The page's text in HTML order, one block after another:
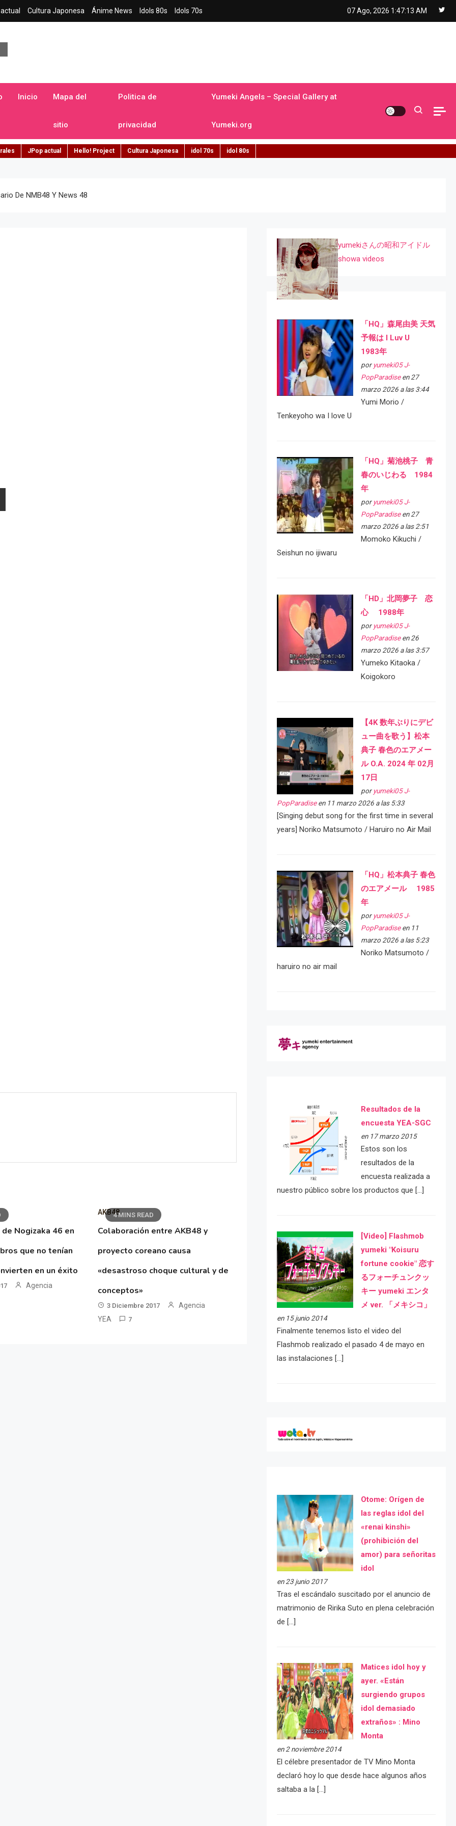
Cultura Japonesa Ánime News Idols 80s Idols 70s 07 Ago, 2026 1:47:14 AM
Inicio Mapa del
sitio
Politica de
privacidad
Yumeki Angels – Special Gallery at
Yumeki.org
JPop actual Hello! Project Cultura Japonesa idol 70s idol 80s
De NMB48 Y News 48
Nogizaka 46 en
que no tenían
en un éxito
Agencia
4 MINS READ
AKB48
Colaboración entre AKB48 y
proyecto coreano causa
«desastroso choque cultural y de
conceptos»
3 Diciembre 2017
Agencia
YEA
7
yumekiさんの昭和アイドル
showa videos
「HQ」森尾由美 天気
予報は I Luv U
1983年
por yumeki05 J-
PopParadiseen 27
marzo 2026 a las 3:44
Yumi Morio /
Tenkeyoho wa I love U
「HQ」菊池桃子 青
春のいじわる 1984
年
por yumeki05 J-
PopParadiseen 27
marzo 2026 a las 2:51
Momoko Kikuchi /
Seishun no ijiwaru
「HD」北岡夢子 恋
心 1988年
por yumeki05 J-
PopParadiseen 26
marzo 2026 a las 3:57
Yumeko Kitaoka /
Koigokoro
【4K 数年ぶりにデビ
ュー曲を歌う】松本
典子 春色のエアメー
ル O.A. 2024 年 02月
17日
por yumeki05 J-
PopParadiseen 11 marzo 2026 a las 5:33
[Singing debut song for the first time in several
years] Noriko Matsumoto / Haruiro no Air Mail
「HQ」松本典子 春色
のエアメール 1985
年
por yumeki05 J-
PopParadiseen 11
marzo 2026 a las 5:23
Noriko Matsumoto /
haruiro no air mail
Resultados de la
encuesta YEA-SGC
en 17 marzo 2015
Estos son los
resultados de la
encuesta realizada a
nuestro público sobre los productos que […]
[Video] Flashmob
yumeki "Koisuru
fortune cookie" 恋す
るフォーチュンクッ
キー yumeki エンタ
メ ver. 「メキシコ」
en 15 junio 2014
Finalmente tenemos listo el video del
Flashmob realizado el pasado 4 de mayo en
las instalaciones […]
Otome: Orígen de
las reglas idol del
«renai kinshi»
(prohibición del
amor) para señoritas
idol
en 23 junio 2017
Tras el escándalo suscitado por el anuncio de
matrimonio de Ririka Suto en plena celebración
de […]
Matices idol hoy y
ayer. «Están
surgiendo grupos
idol demasiado
extraños» : Mino
Monta
en 2 noviembre 2014
El célebre presentador de TV Mino Monta
declaró hoy lo que desde hace algunos años
saltaba a la […]